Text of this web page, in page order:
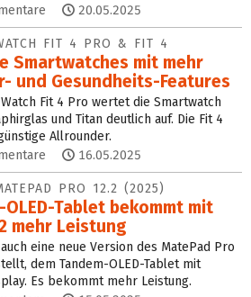
20.05.2025
FIT 4 PRO & FIT 4
Smartwatches mit mehr
und Gesundheits-Features
Watch Fit 4 Pro wertet die Smartwatch
und Titan deutlich auf. Die Fit 4
Allrounder.
16.05.2025
PRO 12.2 (2025)
OLED-Tablet bekommt mit
mehr Leistung
eine neue Version des MatePad Pro
dem Tandem-OLED-Tablet mit
Es bekommt mehr Leistung.